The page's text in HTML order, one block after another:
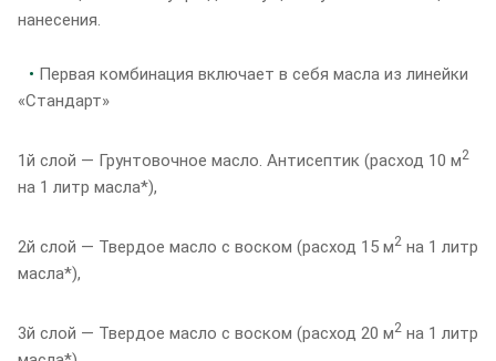
нанесения.
• Первая комбинация включает в себя масла из линейки
«Стандарт»
1й слой — Грунтовочное масло. Антисептик (расход 10 м2
на 1 литр масла*),
2й слой — Твердое масло с воском (расход 15 м2 на 1 литр
масла*),
3й слой — Твердое масло с воском (расход 20 м2 на 1 литр